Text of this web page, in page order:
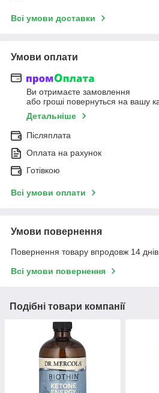
Всі умови доставки
Умови оплати
Ви отримаєте замовлення
або гроші повернуться на вашу
Детальніше
Післяплата
Оплата на рахунок
Готівкою
Всі умови оплати
Умови повернення
Повернення товару впродовж 14
Всі умови повернення
Подібні товари компанії